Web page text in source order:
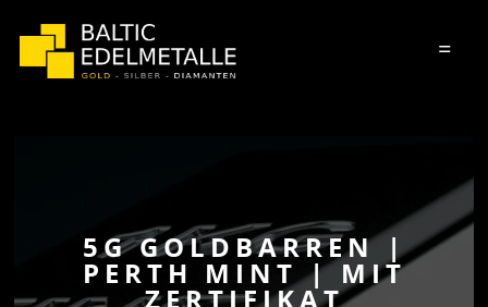
=
5G GOLDBARREN |
PERTH MINT | MIT
ZERTIFIKAT